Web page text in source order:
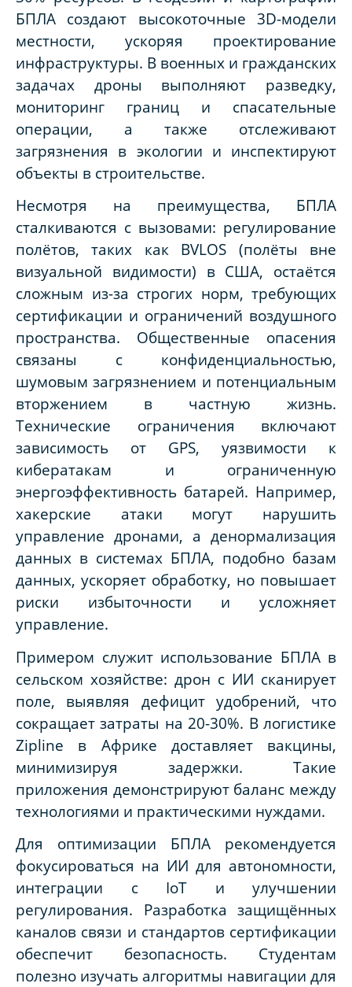
БПЛА создают высокоточные 3D-модели
местности, ускоряя проектирование
инфраструктуры. В военных и гражданских
задачах дроны выполняют разведку,
мониторинг границ и спасательные
операции, а также отслеживают
загрязнения в экологии и инспектируют
объекты в строительстве.
Несмотря на преимущества, БПЛА
сталкиваются с вызовами: регулирование
полётов, таких как BVLOS (полёты вне
визуальной видимости) в США, остаётся
сложным из-за строгих норм, требующих
сертификации и ограничений воздушного
пространства. Общественные опасения
связаны с конфиденциальностью,
шумовым загрязнением и потенциальным
вторжением в частную жизнь.
Технические ограничения включают
зависимость от GPS, уязвимости к
кибератакам и ограниченную
энергоэффективность батарей. Например,
хакерские атаки могут нарушить
управление дронами, а денормализация
данных в системах БПЛА, подобно базам
данных, ускоряет обработку, но повышает
риски избыточности и усложняет
управление.
Примером служит использование БПЛА в
сельском хозяйстве: дрон с ИИ сканирует
поле, выявляя дефицит удобрений, что
сокращает затраты на 20-30%. В логистике
Zipline в Африке доставляет вакцины,
минимизируя задержки. Такие
приложения демонстрируют баланс между
технологиями и практическими нуждами.
Для оптимизации БПЛА рекомендуется
фокусироваться на ИИ для автономности,
интеграции с IoT и улучшении
регулирования. Разработка защищённых
каналов связи и стандартов сертификации
обеспечит безопасность. Студентам
полезно изучать алгоритмы навигации для